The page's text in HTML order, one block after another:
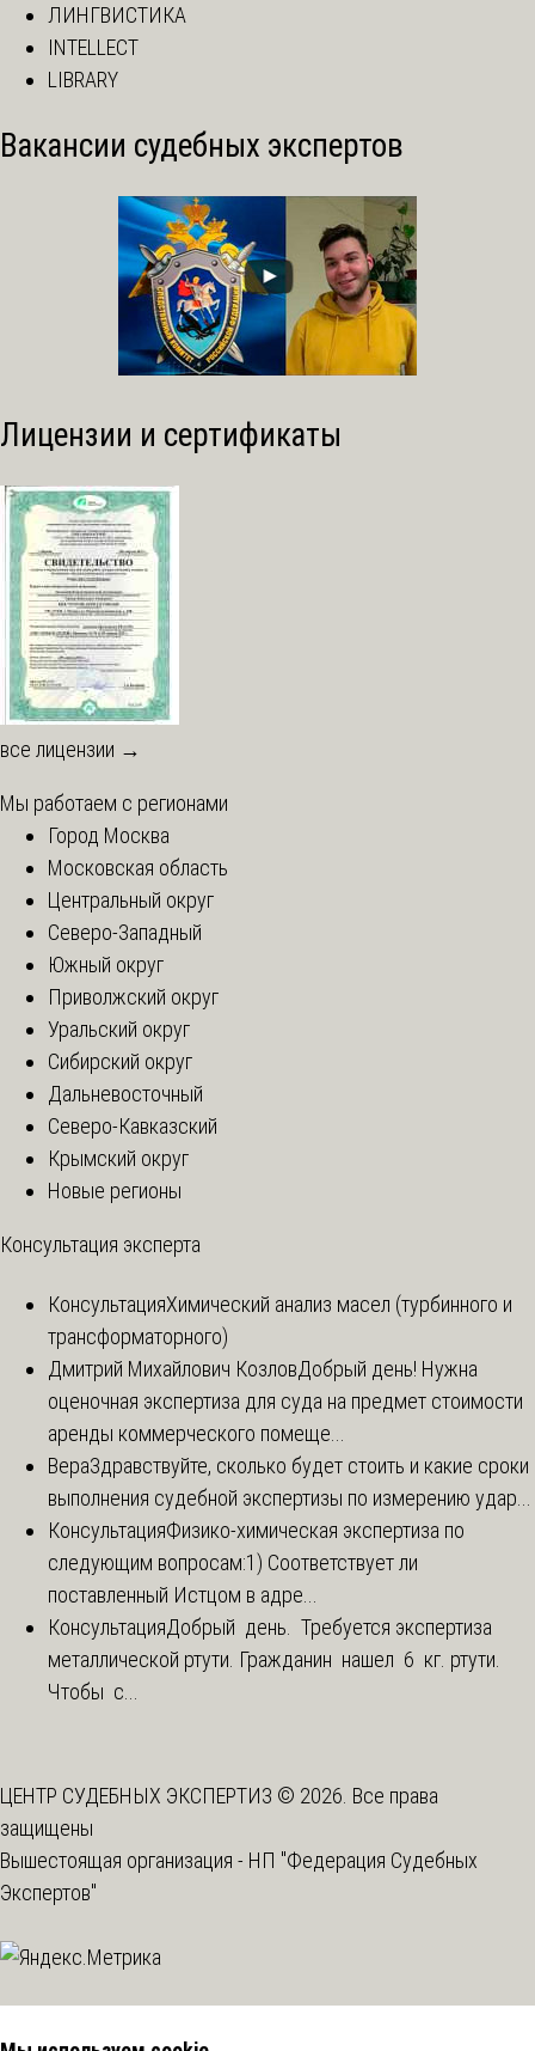
ЛИНГВИСТИКА
INTELLECT
LIBRARY
Вакансии судебных экспертов
Лицензии и сертификаты
все лицензии →
Мы работаем с регионами
Город Москва
Московская область
Центральный округ
Северо-Западный
Южный округ
Приволжский округ
Уральский округ
Сибирский округ
Дальневосточный
Северо-Кавказский
Крымский округ
Новые регионы
Консультация эксперта
КонсультацияХимический анализ масел (турбинного и
трансформаторного)
Дмитрий Михайлович КозловДобрый день! Нужна
оценочная экспертиза для суда на предмет стоимости
аренды коммерческого помеще...
ВераЗдравствуйте, сколько будет стоить и какие сроки
выполнения судебной экспертизы по измерению удар...
КонсультацияФизико-химическая экспертиза по
следующим вопросам:1) Соответствует ли
поставленный Истцом в адре...
КонсультацияДобрый день. Требуется экспертиза
металлической ртути. Гражданин нашел 6 кг. ртути.
Чтобы с...
ЦЕНТР СУДЕБНЫХ ЭКСПЕРТИЗ © 2026. Все права
защищены
Вышестоящая организация - НП "Федерация Судебных
Экспертов"